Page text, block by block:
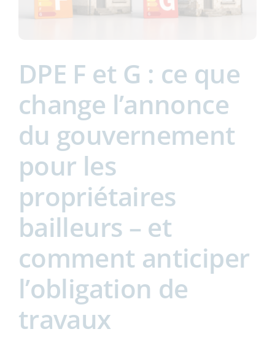
DPE F et G : ce que
change l’annonce
du gouvernement
pour les
propriétaires
bailleurs – et
comment anticiper
l’obligation de
travaux